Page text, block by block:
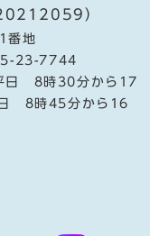
）
番地
23-7744
日 8時30分から17
日 8時45分から16